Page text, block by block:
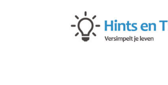
en
Tips